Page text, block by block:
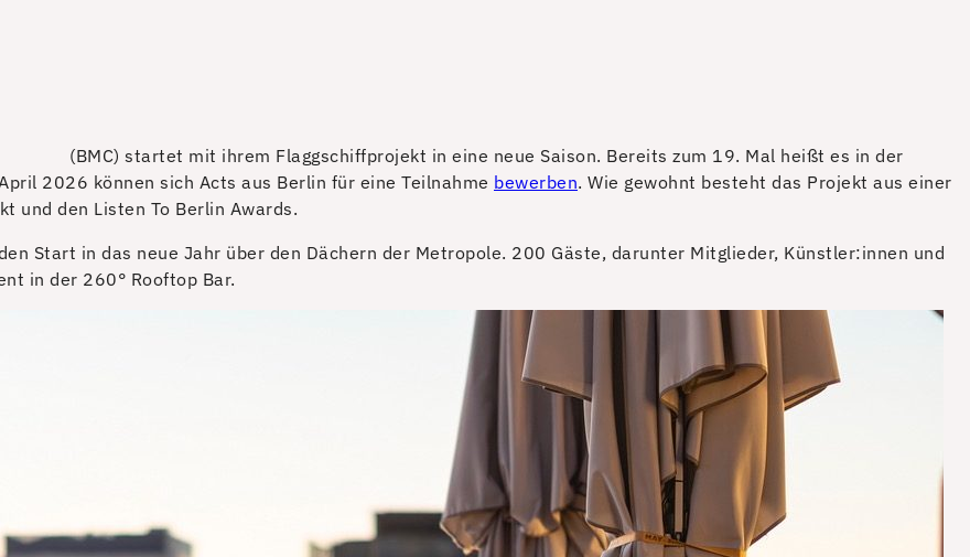
(BMC) startet mit ihrem Flaggschiffprojekt in eine neue Saison. Bereits zum 19. Mal heißt es in der
2026 können sich Acts aus Berlin für eine Teilnahme bewerben. Wie gewohnt besteht das Projekt aus einer
und den Listen To Berlin Awards.
Start in das neue Jahr über den Dächern der Metropole. 200 Gäste, darunter Mitglieder, Künstler:innen und
in der 260° Rooftop Bar.